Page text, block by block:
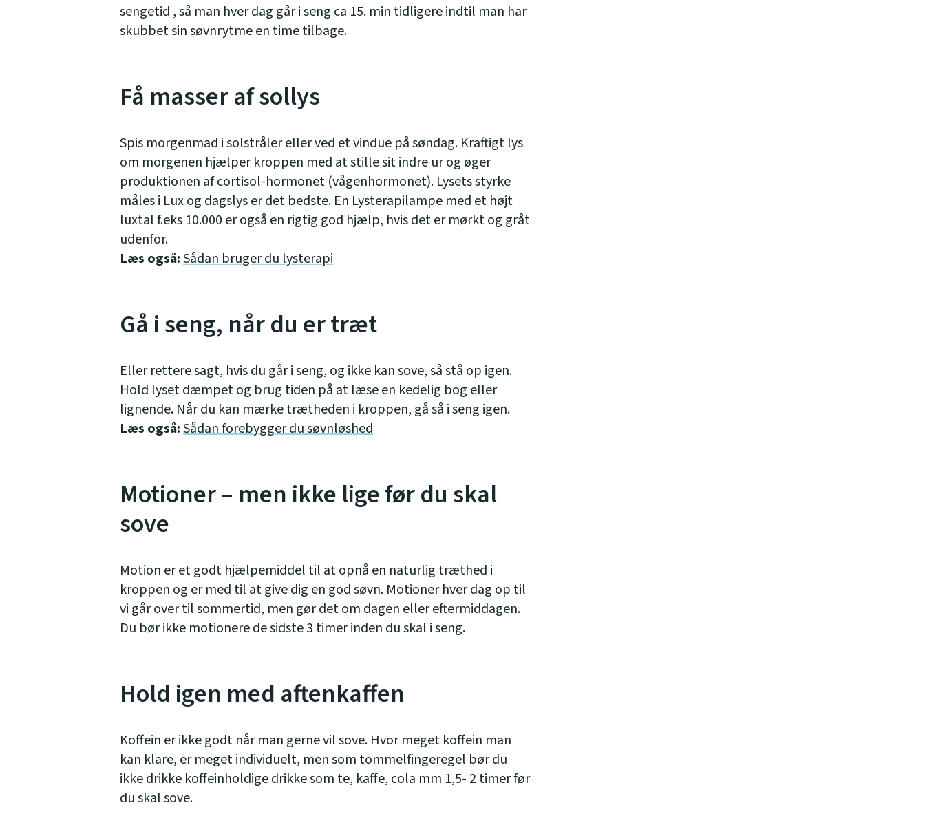
sengetid , så man hver dag går i seng ca 15. min tidligere indtil man har
skubbet sin søvnrytme en time tilbage.
Få masser af sollys
Spis morgenmad i solstråler eller ved et vindue på søndag. Kraftigt lys
om morgenen hjælper kroppen med at stille sit indre ur og øger
produktionen af cortisol-hormonet (vågenhormonet). Lysets styrke
måles i Lux og dagslys er det bedste. En Lysterapilampe med et højt
luxtal f.eks 10.000 er også en rigtig god hjælp, hvis det er mørkt og gråt
udenfor.
Læs også:Sådan bruger du lysterapi
Gå i seng, når du er træt
Eller rettere sagt, hvis du går i seng, og ikke kan sove, så stå op igen.
Hold lyset dæmpet og brug tiden på at læse en kedelig bog eller
lignende. Når du kan mærke trætheden i kroppen, gå så i seng igen.
Læs også:Sådan forebygger du søvnløshed
Motioner – men ikke lige før du skal
sove
Motion er et godt hjælpemiddel til at opnå en naturlig træthed i
kroppen og er med til at give dig en god søvn. Motioner hver dag op til
vi går over til sommertid, men gør det om dagen eller eftermiddagen.
Du bør ikke motionere de sidste 3 timer inden du skal i seng.
Hold igen med aftenkaffen
Koffein er ikke godt når man gerne vil sove. Hvor meget koffein man
kan klare, er meget individuelt, men som tommelfingeregel bør du
ikke drikke koffeinholdige drikke som te, kaffe, cola mm 1,5- 2 timer før
du skal sove.